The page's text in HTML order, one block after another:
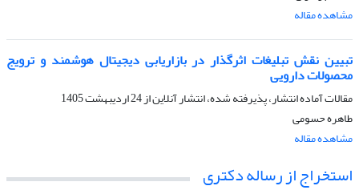
مشاهده مقاله
تبیین نقش تبلیغات اثرگذار در بازاریابی دیجیتال هوشمند و ترویج
محصولات دارویی
مقالات آماده انتشار، پذیرفته شده، انتشار آنلاین از24 اردیبهشت 1405
طاهره حسومی
مشاهده مقاله
استخراج از رساله دکتری